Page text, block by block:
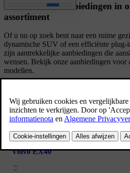
Ontdek meer aanbiedingen in
assortiment
Of u nu op zoek bent naar een ruime
dynamische SUV of een efficiënte plug-
zijn aantrekkelijke aanbiedingen die
wensen. Bekijk onze aanbiedingen voor
modellen.
Volvo EX30
Volvo EX40